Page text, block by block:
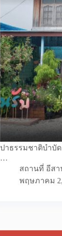
ปาธรรมชาติบำบั
…
สถานที่ อีสา
พฤษภาคม 2,